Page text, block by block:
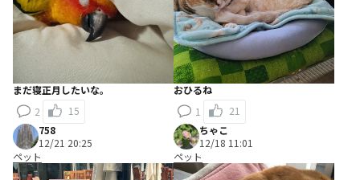
まだ寝正月したいな。
2
15
おひるね
1
21
758
12/21 20:25
ペット
ちゃこ
12/18 11:01
ペット